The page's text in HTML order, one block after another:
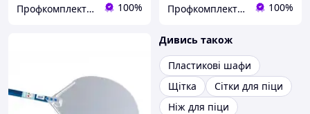
Профкомплект - Сервіс 100% Профкомплект - Сервіс 100%
Дивись також
Пластикові шафи
Щітка
Сітки для піци
Ніж для піци